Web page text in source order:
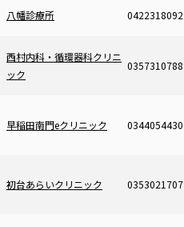
八幡診療所 0422318092
西村内科・循環器科クリニ
ック
0357310788
早稲田南門eクリニック 0344054430
初台あらいクリニック 0353021707